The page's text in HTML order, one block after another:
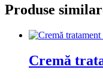
Produse
Cremă